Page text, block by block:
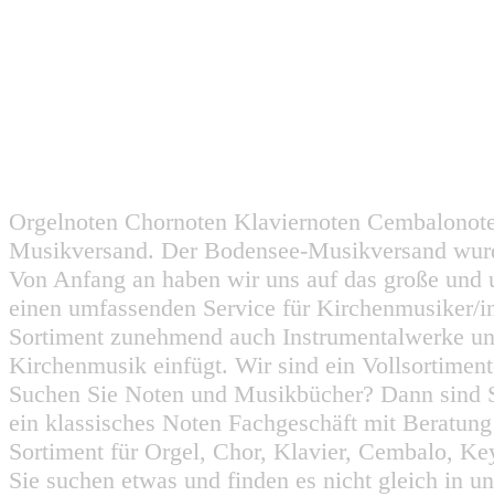
Orgelnoten Chornoten Klaviernoten
Musikversand. Der Bodensee-Musikversand
Von Anfang an haben wir uns auf das große
einen umfassenden Service für
Sortiment zunehmend auch Instrumentalwerke
Kirchenmusik einfügt. Wir sind ein
Suchen Sie Noten und Musikbücher? Dann
ein klassisches Noten Fachgeschäft mit
Sortiment für Orgel, Chor, Klavier, Cembalo,
Sie suchen etwas und finden es nicht gleich in